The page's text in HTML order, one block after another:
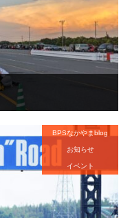
BPSなかやまblog
お知らせ
イベント